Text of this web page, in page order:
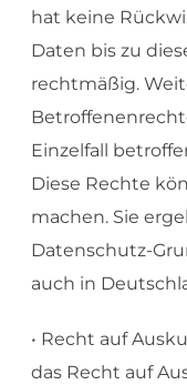
hat keine
Daten bis zu
rechtmäßig.
Einzelfall
Diese Rechte
machen. Sie
Datenschutz-
auch in
• Recht auf
das Recht auf